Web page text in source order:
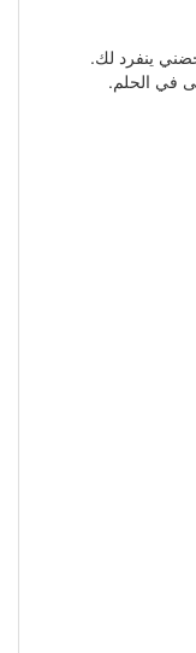
ينفرد لك.
الحلم.